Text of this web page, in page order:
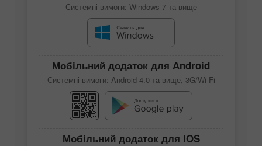
Системні вимоги: Windows 7 та вище
Мобільний додаток для Android
Системні вимоги: Android 4.0 та вище, 3G/Wi-Fi
Мобільний додаток для IOS